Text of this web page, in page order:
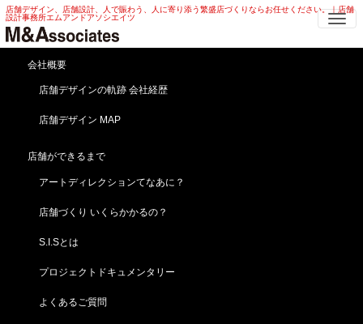
店舗デザイン、店舗設計、人で賑わう、人に寄り添う繁盛店づくりならお任せください。｜店舗
設計事務所エムアンドアソシエイツ
会社概要
店舗デザインの軌跡 会社経歴
店舗デザイン MAP
店舗ができるまで
アートディレクションてなあに？
店舗づくり いくらかかるの？
S.I.Sとは
プロジェクトドキュメンタリー
よくあるご質問
タワーマンション リフォ
ーム！南青山 第２弾
HOME ブログ
news
タワーマンション リフォーム！南青山 第２弾
タワーマンション リフォーム定例会議第２弾です。